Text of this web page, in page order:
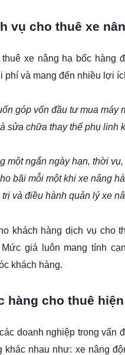
vụ cho thuê xe
xe nâng hạ bốc hàng
phí và mang đến nhiều lợi
góp vốn đầu tư mua máy
sửa chữa thay thế phụ linh
một ngắn ngày hạn, thời
bãi mỗi một khi xe nâng
và điều hành quản lý xe
khách hàng dịch vụ cho
giá luôn mang tính
khách hàng.
hàng cho thuê
doanh nghiệp trong vấn
khác nhau như: xe nâng